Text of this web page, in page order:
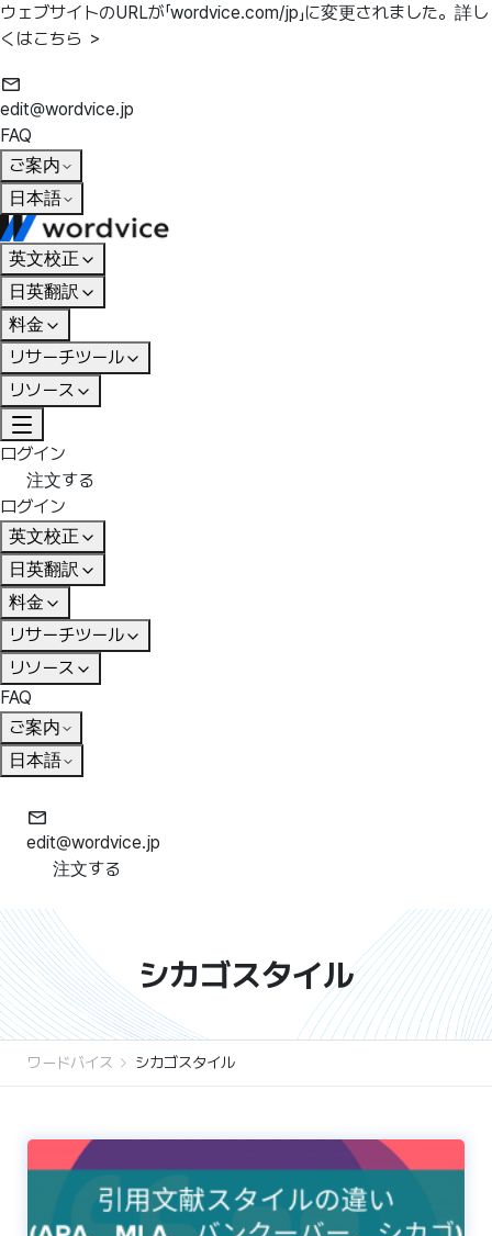
ウェブサイトのURLが「wordvice.com/jp」に変更されました。 詳し
くはこちら ＞
edit@wordvice.jp
FAQ
ご案内
日本語
英文校正
日英翻訳
料金
リサーチツール
リソース
ログイン
注文する
ログイン
英文校正
日英翻訳
料金
リサーチツール
リソース
FAQ
ご案内
日本語
edit@wordvice.jp
注文する
シカゴスタイル
ワードバイス シカゴスタイル